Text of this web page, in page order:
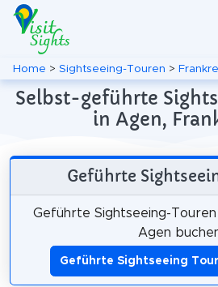
Home > Sightseeing-Touren >
Selbst-geführte
in Agen,
Geführte
Geführte Sightseeing-
Agen
Geführte Sightseeing